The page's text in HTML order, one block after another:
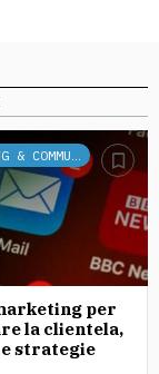
MARKETING & COMMUNICATION
per
la clientela,
strategie